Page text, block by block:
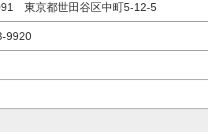
東京都世田谷区中町5-12-5
9920